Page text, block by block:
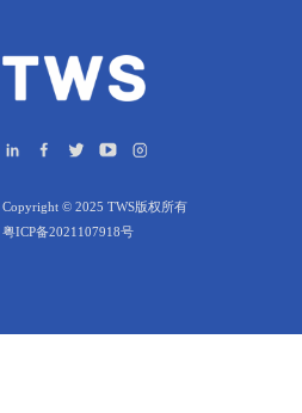
Copyright © 2025 TWS版权所有
粤ICP备2021107918号